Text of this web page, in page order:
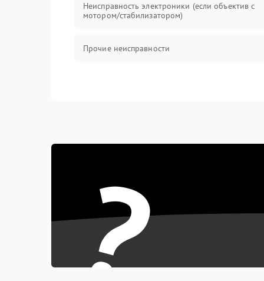
Неисправность электроники (если объектив с
мотором/стабилизатором)
Прочие неисправности
?